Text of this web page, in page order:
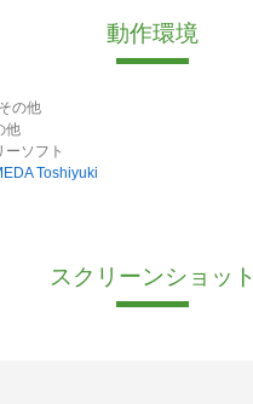
動作環境
の他
他
ーソフト
Toshiyuki
スクリーンショット